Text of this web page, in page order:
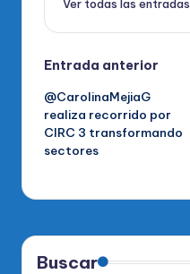
Ver todas las entradas
Navegación
de
entradas
Entrada anterior
@CarolinaMejiaG
realiza recorrido por
CIRC 3 transformando
sectores
Buscar